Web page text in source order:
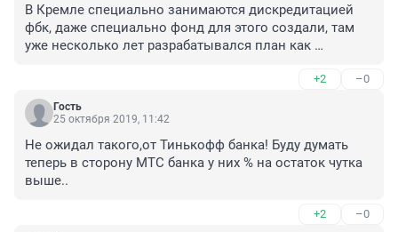
В Кремле специально занимаются дискредитацией
фбк, даже специально фонд для этого создали, там
уже несколько лет разрабатывался план как
Навального, но оппозиции вообще как таковой нет,
они хоть особняки снимают наших ,,королей мира,,,
больше то некому. Это лишь говорит о том, что
живут не по средствам и молчал в тряпочку
+2 –0
Гость
25 октября 2019, 11:42
Не ожидал такого,от Тинькофф банка! Буду думать
теперь в сторону МТС банка у них % на остаток чутка
выше..
+2 –0